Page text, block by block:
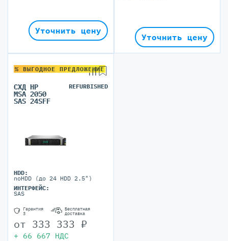
Уточнить цену
Уточнить цену
% ВЫГОДНОЕ ПРЕДЛОЖЕНИЕ
СХД HP
MSA 2050
SAS 24SFF
REFURBISHED
HDD:
noHDD (до 24 HDD 2.5")
ИНТЕРФЕЙС:
SAS
Гарантия
3
Бесплатная
доставка
от 333 333 ₽
+ 66 667 НДС